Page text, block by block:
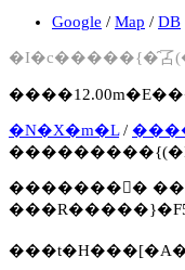
Google / Map / DB
�I�c�����{�̑叾
�N�X�m�L/
�������񍐏�